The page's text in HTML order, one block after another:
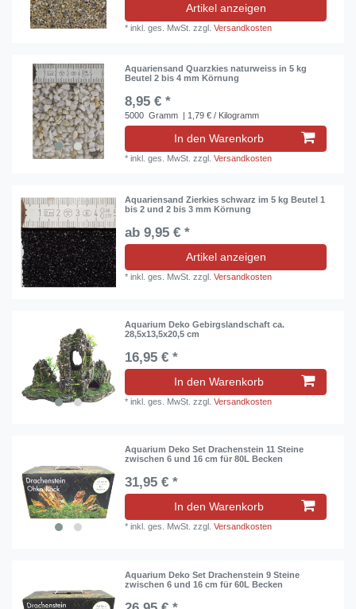
Artikel anzeigen
*inkl. ges. MwSt. zzgl.Versandkosten
Aquariensand Quarzkies naturweiss in 5 kg
Beutel 2 bis 4 mm Körnung
8,95 € *
5000 Gramm | 1,79 € / Kilogramm
In den Warenkorb
*inkl. ges. MwSt. zzgl.Versandkosten
Aquariensand Zierkies schwarz im 5 kg Beutel 1
bis 2 und 2 bis 3 mm Körnung
ab 9,95 € *
Artikel anzeigen
*inkl. ges. MwSt. zzgl.Versandkosten
Aquarium Deko Gebirgslandschaft ca.
28,5x13,5x20,5 cm
16,95 € *
In den Warenkorb
*inkl. ges. MwSt. zzgl.Versandkosten
Aquarium Deko Set Drachenstein 11 Steine
zwischen 6 und 16 cm für 80L Becken
31,95 € *
In den Warenkorb
*inkl. ges. MwSt. zzgl.Versandkosten
Aquarium Deko Set Drachenstein 9 Steine
zwischen 6 und 16 cm für 60L Becken